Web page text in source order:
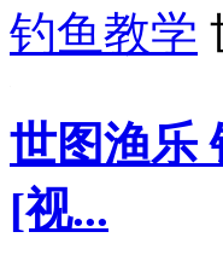
钓鱼教学
世图渔乐
[视...